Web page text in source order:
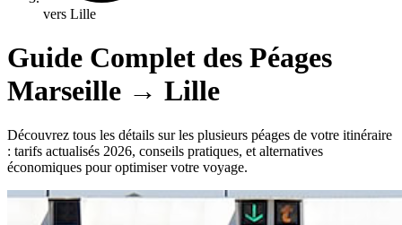
vers Lille
Guide Complet des Péages
Marseille → Lille
Découvrez tous les détails sur les plusieurs péages de votre itinéraire
: tarifs actualisés 2026, conseils pratiques, et alternatives
économiques pour optimiser votre voyage.